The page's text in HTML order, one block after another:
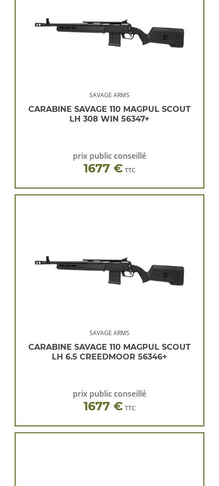
SAVAGE ARMS
CARABINE SAVAGE 110 MAGPUL SCOUT
LH 308 WIN 56347+
prix public conseillé
1677 € TTC
SAVAGE ARMS
CARABINE SAVAGE 110 MAGPUL SCOUT
LH 6.5 CREEDMOOR 56346+
prix public conseillé
1677 € TTC